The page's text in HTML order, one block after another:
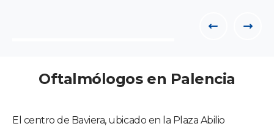
Oftalmólogos en Palencia
El centro de Baviera, ubicado en la Plaza Abilio